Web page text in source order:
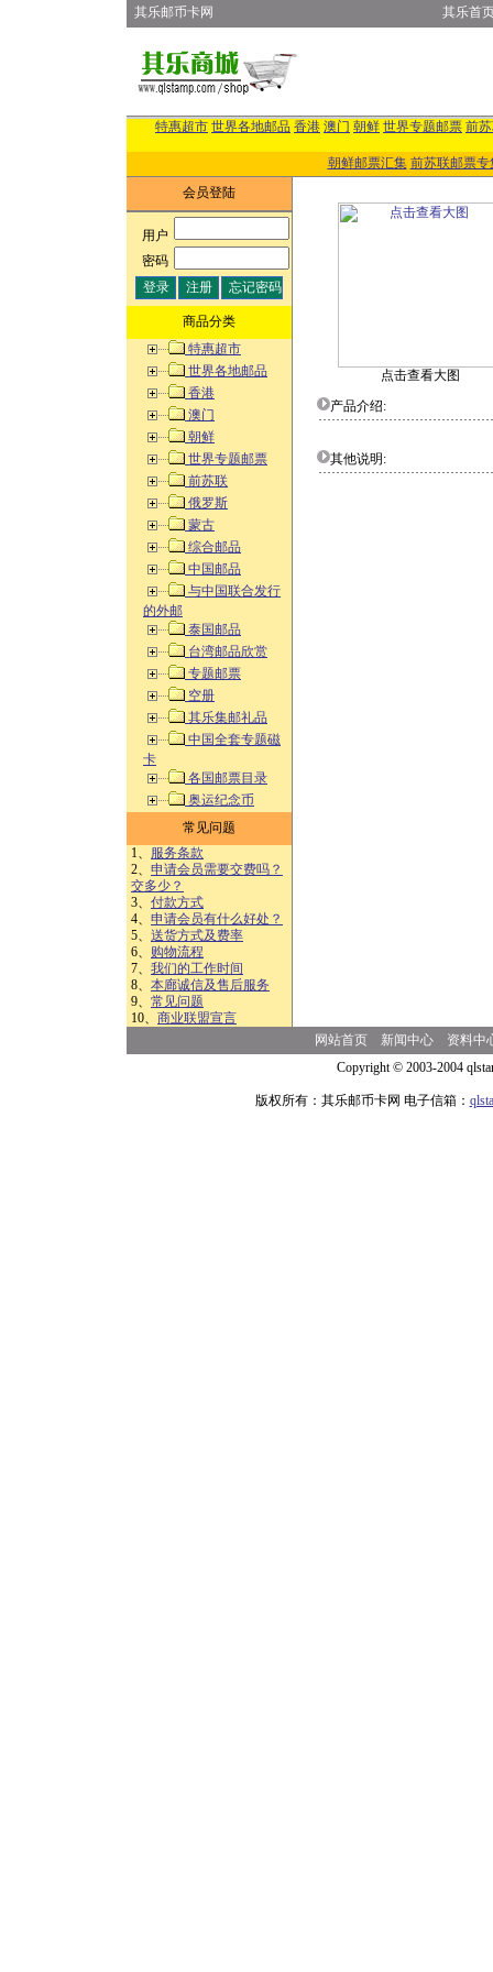
其乐邮币卡网 其乐首
特惠超市 世界各地邮品 香港 澳门 朝鲜 世界专题邮票 前
朝鲜邮票汇集 前苏联邮票专
会员登陆
用户:
密码:
商品分类
特惠超市
世界各地邮品
香港
澳门
朝鲜
世界专题邮票
前苏联
俄罗斯
蒙古
综合邮品
中国邮品
与中国联合发行
的外邮
泰国邮品
台湾邮品欣赏
专题邮票
空册
其乐集邮礼品
中国全套专题磁
卡
各国邮票目录
奥运纪念币
常见问题
1、 服务条款
2、 申请会员需要交费吗？
交多少？
3、 付款方式
4、 申请会员有什么好处？
5、 送货方式及费率
6、 购物流程
7、 我们的工作时间
8、 本廊诚信及售后服务
9、 常见问题
10、 商业联盟宣言
点击查看大图
产品介绍:
其他说明:
网站首页 新闻中心
资料中
Copyright © 2003-2004
版权所有：其乐邮币卡网 电子信箱：